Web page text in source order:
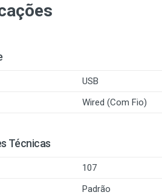
USB
Wired (Com Fio)
Técnicas
107
Padrão